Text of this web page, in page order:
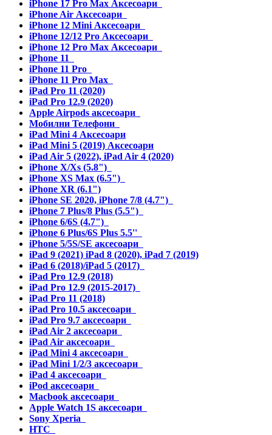
iPhone 17 Pro Max Аксесоари
iPhone Air Аксесоари
iPhone 12 Mini Аксесоари
iPhone 12/12 Pro Аксесоари
iPhone 12 Pro Max Аксесоари
iPhone 11
iPhone 11 Pro
iPhone 11 Pro Max
iPad Pro 11 (2020)
iPad Pro 12.9 (2020)
Apple Airpods аксесоари
Мобилни Телефони
iPad Mini 4 Аксесоари
iPad Mini 5 (2019) Аксесоари
iPad Air 5 (2022), iPad Air 4 (2020)
iPhone X/Xs (5.8")
iPhone XS Max (6.5")
iPhone XR (6.1")
iPhone SE 2020, iPhone 7/8 (4.7")
iPhone 7 Plus/8 Plus (5.5")
iPhone 6/6S (4.7")
iPhone 6 Plus/6S Plus 5.5''
iPhone 5/5S/SE аксесоари
iPad 9 (2021) iPad 8 (2020), iPad 7 (2019)
iPad 6 (2018)/iPad 5 (2017)
iPad Pro 12.9 (2018)
iPad Pro 12.9 (2015-2017)
iPad Pro 11 (2018)
iPad Pro 10.5 аксесоари
iPad Pro 9.7 аксесоари
iPad Air 2 аксесоари
iPad Air аксесоари
iPad Mini 4 аксесоари
iPad Mini 1/2/3 аксесоари
iPad 4 аксесоари
iPod аксесоари
Macbook аксесоари
Apple Watch 1S аксесоари
Sony Xperia
HTC